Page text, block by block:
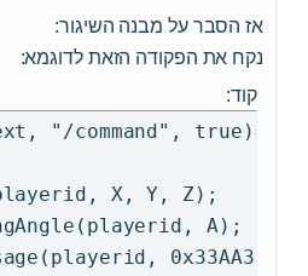
"/ls", true)==0)
== 2)
אז הסבר על מבנה השיגור:
נקח את הפקודה הזאת לדוגמא:
קוד:
"/command", true)==0)
X, Y, Z);
A);